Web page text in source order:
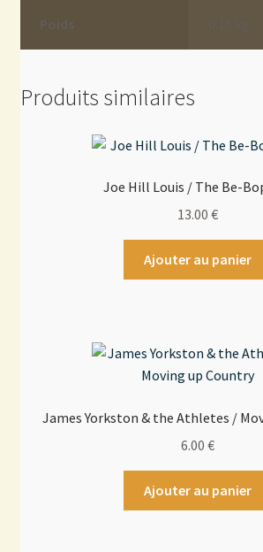
Poids
Produits similaires
Joe Hill Louis / The Be-
13.00 €
Ajouter au panier
James Yorkston & the Athletes /
6.00 €
Ajouter au panier